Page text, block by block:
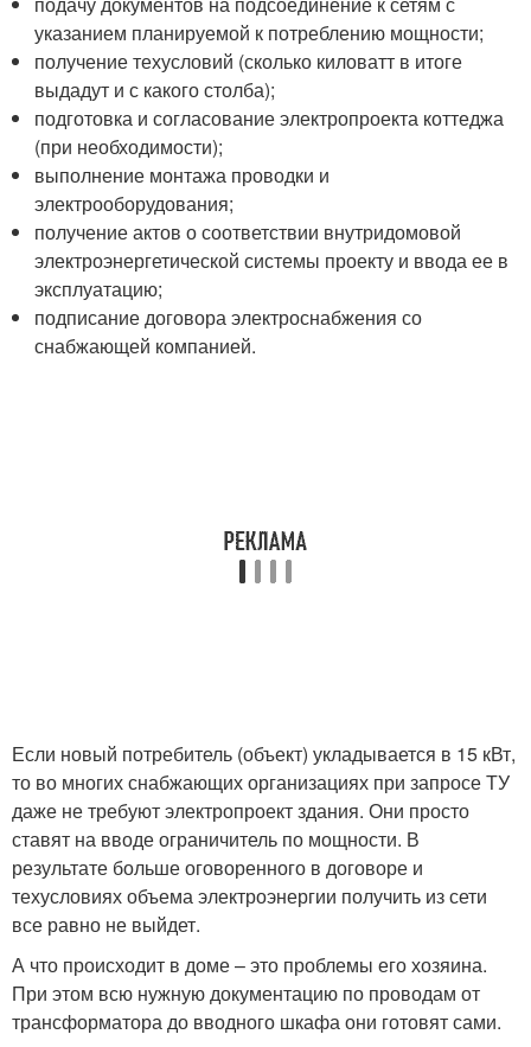
указанием планируемой к потреблению мощности;
получение техусловий (сколько киловатт в итоге
выдадут и с какого столба);
подготовка и согласование электропроекта коттеджа
(при необходимости);
выполнение монтажа проводки и
электрооборудования;
получение актов о соответствии внутридомовой
электроэнергетической системы проекту и ввода ее в
эксплуатацию;
подписание договора электроснабжения со
снабжающей компанией.
Если новый потребитель (объект) укладывается в 15 кВт,
то во многих снабжающих организациях при запросе ТУ
даже не требуют электропроект здания. Они просто
ставят на вводе ограничитель по мощности. В
результате больше оговоренного в договоре и
техусловиях объема электроэнергии получить из сети
все равно не выйдет.
А что происходит в доме – это проблемы его хозяина.
При этом всю нужную документацию по проводам от
трансформатора до вводного шкафа они готовят сами.